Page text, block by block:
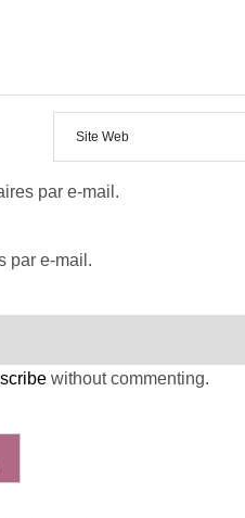
par e-mail.
par e-mail.
without commenting.